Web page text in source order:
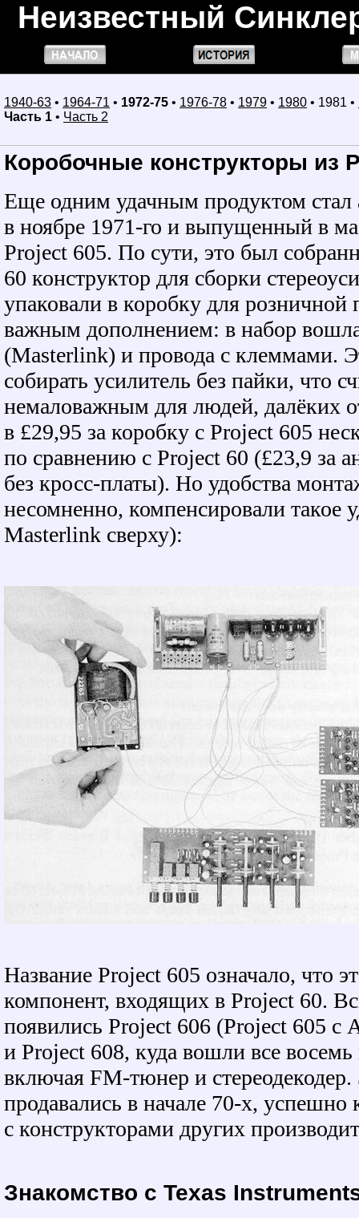
Неизвестный
1940-63 • 1964-71 • 1972-75 • 1976-78 • 1979 • 1980 • 1981 •
Часть 1 • Часть 2
Коробочные конструкторы из
Еще одним удачным продуктом стал
в ноябре 1971-го и выпущенный в
Project 605. По сути, это был
60 конструктор для сборки
упаковали в коробку для
важным дополнением: в набор
(Masterlink) и провода с клеммами.
собирать усилитель без пайки, что
немаловажным для людей, далёких
в £29,95 за коробку с Project 605
по сравнению с Project 60 (£23,9 за
без кросс-платы). Но удобства
несомненно, компенсировали такое
Masterlink сверху):
Название Project 605 означало, что
компонент, входящих в Project 60.
появились Project 606 (Project 605
и Project 608, куда вошли все
включая FM-тюнер и
продавались в начале 70-х, успешно
с конструкторами других
Знакомство с Texas